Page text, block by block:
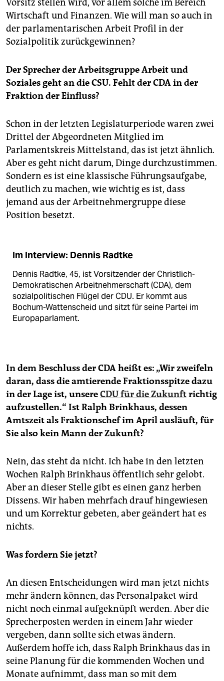
Vorsitz stellen wird, vor allem solche im Bereich
Wirtschaft und Finanzen. Wie will man so auch in
der parlamentarischen Arbeit Profil in der
Sozialpolitik zurückgewinnen?
Der Sprecher der Arbeitsgruppe Arbeit und
Soziales geht an die CSU. Fehlt der CDA in der
Fraktion der Einfluss?
Schon in der letzten Legislaturperiode waren zwei
Drittel der Abgeordneten Mitglied im
Parlamentskreis Mittelstand, das ist jetzt ähnlich.
Aber es geht nicht darum, Dinge durchzustimmen.
Sondern es ist eine klassische Führungsaufgabe,
deutlich zu machen, wie wichtig es ist, dass
jemand aus der Arbeitnehmergruppe diese
Position besetzt.
Im Interview: Dennis Radtke
Dennis Radtke, 45, ist Vorsitzender der Christlich-
Demokratischen Arbeitnehmerschaft (CDA), dem
sozialpolitischen Flügel der CDU. Er kommt aus
Bochum-Wattenscheid und sitzt für seine Partei im
Europaparlament.
In dem Beschluss der CDA heißt es: „Wir zweifeln
daran, dass die amtierende Fraktionsspitze dazu
in der Lage ist, unsereCDU für die Zukunftrichtig
aufzustellen.“ Ist Ralph Brinkhaus, dessen
Amtszeit als Fraktionschef im April ausläuft, für
Sie also kein Mann der Zukunft?
Nein, das steht da nicht. Ich habe in den letzten
Wochen Ralph Brinkhaus öffentlich sehr gelobt.
Aber an dieser Stelle gibt es einen ganz herben
Dissens. Wir haben mehrfach drauf hingewiesen
und um Korrektur gebeten, aber geändert hat es
nichts.
Was fordern Sie jetzt?
An diesen Entscheidungen wird man jetzt nichts
mehr ändern können, das Personalpaket wird
nicht noch einmal aufgeknüpft werden. Aber die
Sprecherposten werden in einem Jahr wieder
vergeben, dann sollte sich etwas ändern.
Außerdem hoffe ich, dass Ralph Brinkhaus das in
seine Planung für die kommenden Wochen und
Monate aufnimmt, dass man so mit dem